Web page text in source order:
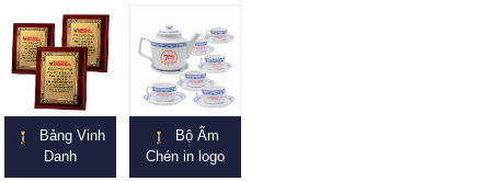
Bảng Vinh
Danh
Bộ Ấm
Chén in logo